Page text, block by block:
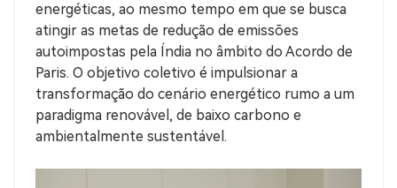
energéticas, ao mesmo tempo em que se busca
atingir as metas de redução de emissões
autoimpostas pela Índia no âmbito do Acordo de
Paris. O objetivo coletivo é impulsionar a
transformação do cenário energético rumo a um
paradigma renovável, de baixo carbono e
ambientalmente sustentável.